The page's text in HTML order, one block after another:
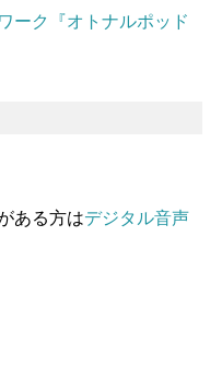
ーク『オトナルポッド
ある方はデジタル音声